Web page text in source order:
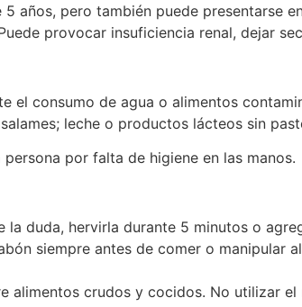
años, pero también puede presentarse
provocar insuficiencia renal, dejar
el consumo de agua o alimentos
leche o productos lácteos sin
por falta de higiene en las manos.
la duda, hervirla durante 5 minutos o
siempre antes de comer o manipular
alimentos crudos y cocidos. No utilizar